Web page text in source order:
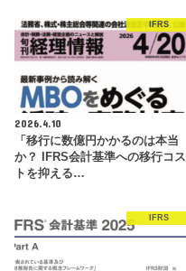
IFRS
2026.4.10
「移行に数億円かかるのは本当
か？ IFRS会計基準への移行コス
トを抑える…
IFRS